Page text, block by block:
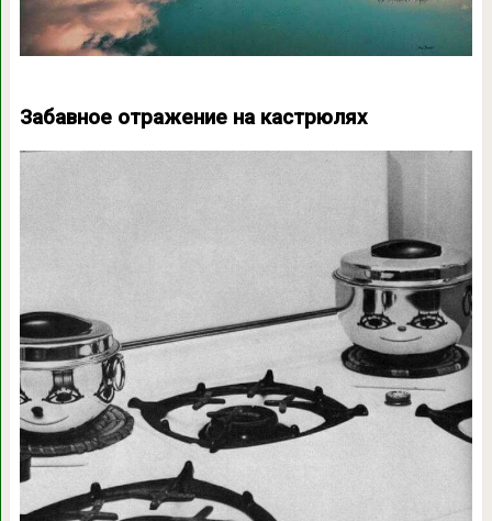
Забавное отражение на кастрюлях